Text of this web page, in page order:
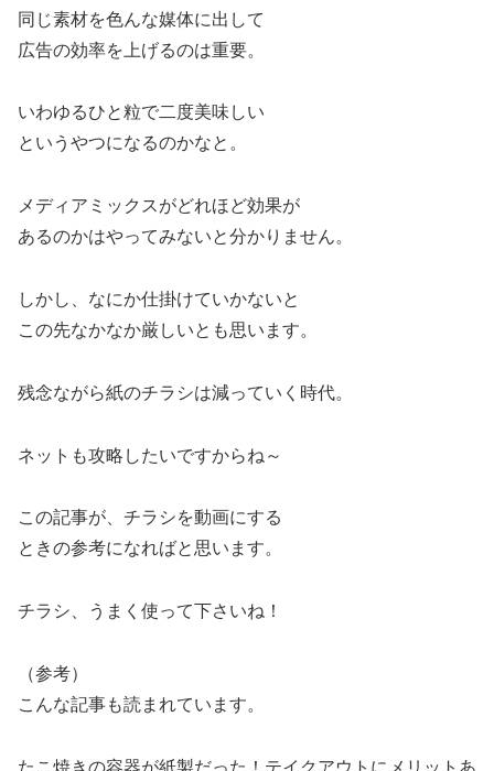
同じ素材を色んな媒体に出して
広告の効率を上げるのは重要。
いわゆるひと粒で二度美味しい
というやつになるのかなと。
メディアミックスがどれほど効果が
あるのかはやってみないと分かりません。
しかし、なにか仕掛けていかないと
この先なかなか厳しいとも思います。
残念ながら紙のチラシは減っていく時代。
ネットも攻略したいですからね～
この記事が、チラシを動画にする
ときの参考になればと思います。
チラシ、うまく使って下さいね！
（参考）
こんな記事も読まれています。
たこ焼きの容器が紙製だった！テイクアウトにメリットあ